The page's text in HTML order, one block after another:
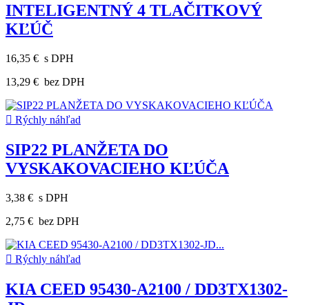
INTELIGENTNÝ 4 TLAČITKOVÝ
KĽÚČ
16,35 € s DPH
13,29 € bez DPH
 Rýchly náhľad
SIP22 PLANŽETA DO
VYSKAKOVACIEHO KĽÚČA
3,38 € s DPH
2,75 € bez DPH
 Rýchly náhľad
KIA CEED 95430-A2100 / DD3TX1302-